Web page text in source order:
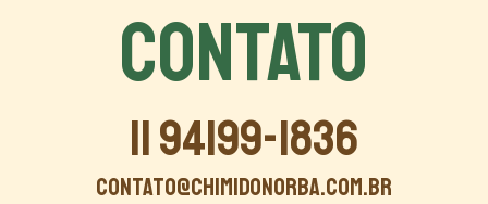
CONTATO
11 94199-1836
contato@chimidonorba.com.br